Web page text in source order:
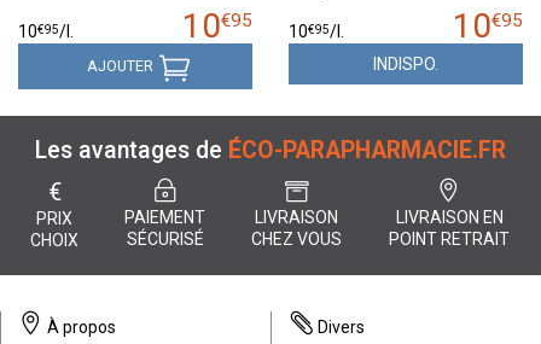
10€95
10€95/
AJOUTER
10€95
10€95/
INDISPO.
Les avantages de ÉCO-PARAPHARMACIE.FR
€
PRIX
CHOIX
PAIEMENT
SÉCURISÉ
LIVRAISON
CHEZ VOUS
LIVRAISON EN
POINT RETRAIT
À propos
Divers